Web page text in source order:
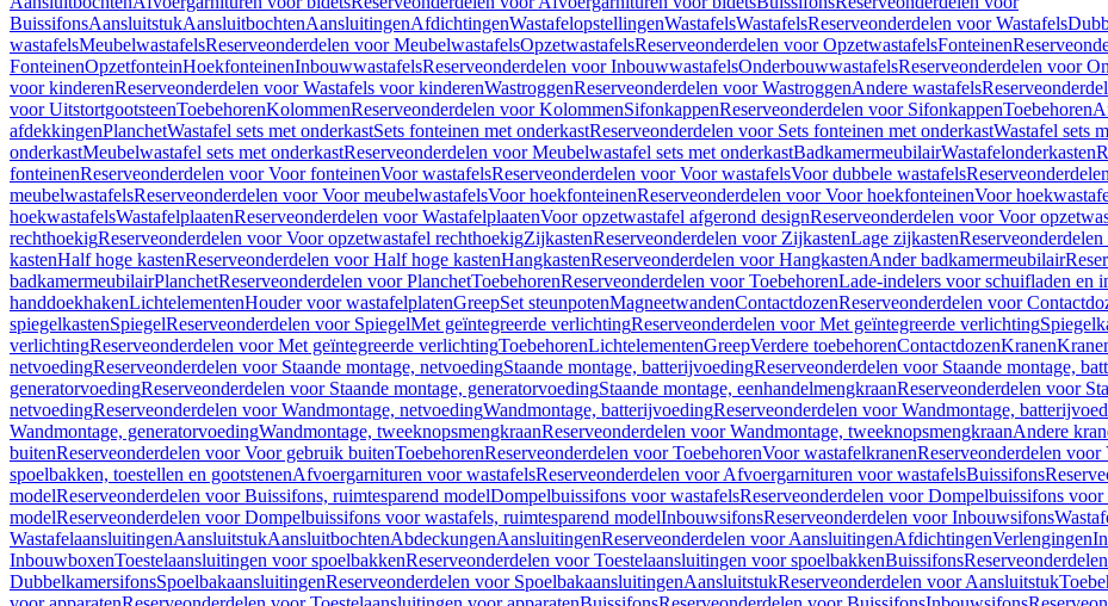
BuissifonsAansluitstukAansluitbochtenAansluitingenAfdichtingenWastafelopstellingenWastafelsWastafelsReserveonderdelen voor Wastafels
wastafelsMeubelwastafelsReserveonderdelen voor MeubelwastafelsOpzetwastafelsReserveonderdelen voor OpzetwastafelsFonteinen
FonteinenOpzetfonteinHoekfonteinenInbouwwastafelsReserveonderdelen voor InbouwwastafelsOnderbouwwastafelsReserveonderdelen voor
voor kinderenReserveonderdelen voor Wastafels voor kinderenWastroggenReserveonderdelen voor WastroggenAndere wastafels
voor UitstortgootsteenToebehorenKolommenReserveonderdelen voor KolommenSifonkappenReserveonderdelen voor SifonkappenToebehoren
afdekkingenPlanchetWastafel sets met onderkastSets fonteinen met onderkastReserveonderdelen voor Sets fonteinen met onderkastWastafel sets
onderkastMeubelwastafel sets met onderkastReserveonderdelen voor Meubelwastafel sets met onderkastBadkamermeubilairWastafelonderkasten
fonteinenReserveonderdelen voor Voor fonteinenVoor wastafelsReserveonderdelen voor Voor wastafelsVoor dubbele wastafels
meubelwastafelsReserveonderdelen voor Voor meubelwastafelsVoor hoekfonteinenReserveonderdelen voor Voor hoekfonteinenVoor
hoekwastafelsWastafelplaatenReserveonderdelen voor WastafelplaatenVoor opzetwastafel afgerond designReserveonderdelen voor Voor
rechthoekigReserveonderdelen voor Voor opzetwastafel rechthoekigZijkastenReserveonderdelen voor ZijkastenLage zijkasten
kastenHalf hoge kastenReserveonderdelen voor Half hoge kastenHangkastenReserveonderdelen voor HangkastenAnder badkamermeubilair
badkamermeubilairPlanchetReserveonderdelen voor PlanchetToebehorenReserveonderdelen voor ToebehorenLade-indelers voor schuifladen en
handdoekhakenLichtelementenHouder voor wastafelplatenGreepSet steunpotenMagneetwandenContactdozenReserveonderdelen voor
spiegelkastenSpiegelReserveonderdelen voor SpiegelMet geïntegreerde verlichtingReserveonderdelen voor Met geïntegreerde verlichting
verlichtingReserveonderdelen voor Met geïntegreerde verlichtingToebehorenLichtelementenGreepVerdere toebehorenContactdozenKranen
netvoedingReserveonderdelen voor Staande montage, netvoedingStaande montage, batterijvoedingReserveonderdelen voor Staande montage,
generatorvoedingReserveonderdelen voor Staande montage, generatorvoedingStaande montage, eenhandelmengkraanReserveonderdelen voor
netvoedingReserveonderdelen voor Wandmontage, netvoedingWandmontage, batterijvoedingReserveonderdelen voor Wandmontage,
Wandmontage, generatorvoedingWandmontage, tweeknopsmengkraanReserveonderdelen voor Wandmontage, tweeknopsmengkraanAndere
buitenReserveonderdelen voor Voor gebruik buitenToebehorenReserveonderdelen voor ToebehorenVoor wastafelkranenReserveonderdelen
spoelbakken, toestellen en gootstenenAfvoergarnituren voor wastafelsReserveonderdelen voor Afvoergarnituren voor wastafelsBuissifons
modelReserveonderdelen voor Buissifons, ruimtesparend modelDompelbuissifons voor wastafelsReserveonderdelen voor Dompelbuissifons voor
modelReserveonderdelen voor Dompelbuissifons voor wastafels, ruimtesparend modelInbouwsifonsReserveonderdelen voor Inbouwsifons
WastafelaansluitingenAansluitstukAansluitbochtenAbdeckungenAansluitingenReserveonderdelen voor AansluitingenAfdichtingenVerlengingen
InbouwboxenToestelaansluitingen voor spoelbakkenReserveonderdelen voor Toestelaansluitingen voor spoelbakkenBuissifons
DubbelkamersifonsSpoelbakaansluitingenReserveonderdelen voor SpoelbakaansluitingenAansluitstukReserveonderdelen voor Aansluitstuk